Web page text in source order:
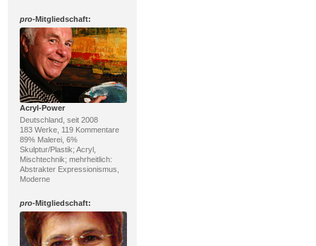
pro-Mitgliedschaft:
Acryl-Power
Deutschland, seit 2008
183 Werke, 119 Kommentare
89% Malerei, 6%
Skulptur/Plastik; Acryl,
Mischtechnik; mehrheitlich:
Abstrakter Expressionismus,
Moderne
pro-Mitgliedschaft: